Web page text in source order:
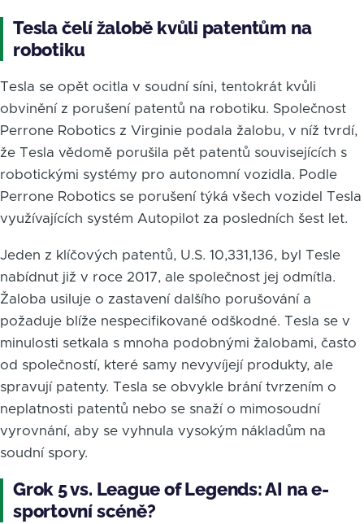
Tesla čelí žalobě kvůli patentům na
robotiku
Tesla se opět ocitla v soudní síni, tentokrát kvůli
obvinění z porušení patentů na robotiku. Společnost
Perrone Robotics z Virginie podala žalobu, v níž tvrdí,
že Tesla vědomě porušila pět patentů souvisejících s
robotickými systémy pro autonomní vozidla. Podle
Perrone Robotics se porušení týká všech vozidel Tesla
využívajících systém Autopilot za posledních šest let.
Jeden z klíčových patentů, U.S. 10,331,136, byl Tesle
nabídnut již v roce 2017, ale společnost jej odmítla.
Žaloba usiluje o zastavení dalšího porušování a
požaduje blíže nespecifikované odškodné. Tesla se v
minulosti setkala s mnoha podobnými žalobami, často
od společností, které samy nevyvíjejí produkty, ale
spravují patenty. Tesla se obvykle brání tvrzením o
neplatnosti patentů nebo se snaží o mimosoudní
vyrovnání, aby se vyhnula vysokým nákladům na
soudní spory.
Grok 5 vs. League of Legends: AI na e-
sportovní scéně?